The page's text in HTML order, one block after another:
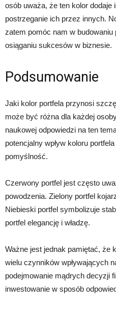
osób uważa, że ten kolor dodaje
postrzeganie ich przez innych.
zatem pomóc nam w
osiąganiu sukcesów w biznesie.
Podsumowanie
Jaki kolor portfela przynosi
może być różna dla każdej
naukowej odpowiedzi na ten
potencjalny wpływ koloru
pomyślność.
Czerwony portfel jest często
powodzenia. Zielony portfel
Niebieski portfel symbolizuje
portfel elegancję i władzę.
Ważne jest jednak pamiętać, że
wielu czynników wpływających
podejmowanie mądrych decyzji
inwestowanie w sposób